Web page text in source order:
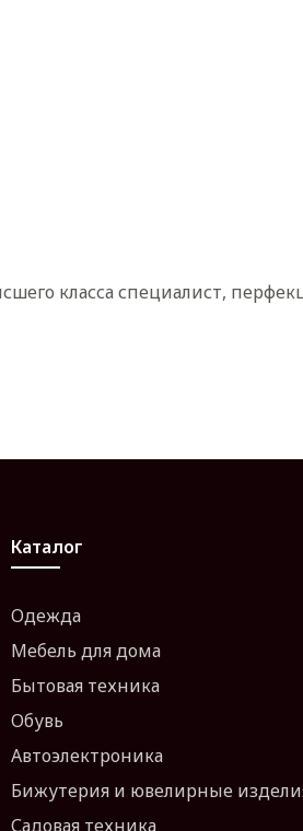
класса специалист,
Каталог
Одежда
Мебель для дома
Бытовая техника
Обувь
Автоэлектроника
Бижутерия и ювелирные
Садовая техника